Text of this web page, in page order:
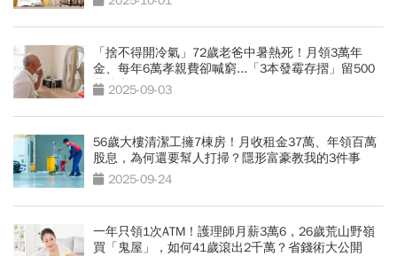
「捨不得開冷氣」72歲老爸中暑熱死！月領3萬年
金、每年6萬孝親費卻喊窮...「3本發霉存摺」留500
萬遺產啟示
2025-09-03
56歲大樓清潔工擁7棟房！月收租金37萬、年領百萬
股息，為何還要幫人打掃？隱形富豪教我的3件事
2025-09-24
一年只領1次ATM！護理師月薪3萬6，26歲荒山野嶺
買「鬼屋」，如何41歲滾出2千萬？省錢術大公開